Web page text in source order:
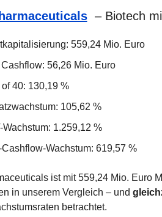
– Biotech
559,24 Mio. Euro
56,26 Mio. Euro
40: 130,19 %
105,62 %
Wachstum: 1.259,12 %
Wachstum: 619,57 %
ist mit 559,24 Mio. Euro
in unserem Vergleich – und
betrachtet.